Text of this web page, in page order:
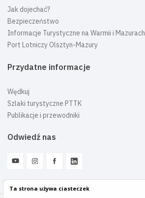
Ta strona używa ciasteczek
Jak dojechać?
Bezpieczeństwo
Informacje Turystyczne na Warmii i Mazurach
Port Lotniczy Olsztyn-Mazury
Przydatne informacje
Wędkuj
Szlaki turystyczne PTTK
Publikacje i przewodniki
Odwiedź nas